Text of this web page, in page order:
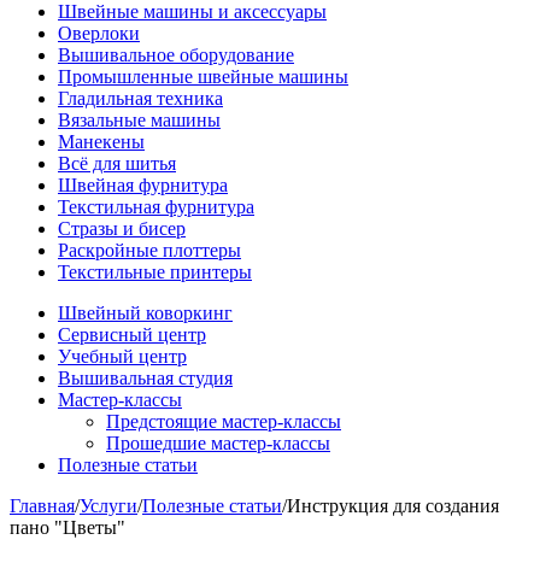
Швейные машины и аксессуары
Оверлоки
Вышивальное оборудование
Промышленные швейные машины
Гладильная техника
Вязальные машины
Манекены
Всё для шитья
Швейная фурнитура
Текстильная фурнитура
Стразы и бисер
Раскройные плоттеры
Текстильные принтеры
Швейный коворкинг
Сервисный центр
Учебный центр
Вышивальная студия
Мастер-классы
Предстоящие мастер-классы
Прошедшие мастер-классы
Полезные статьи
Главная/Услуги/Полезные статьи/Инструкция для создания
пано "Цветы"